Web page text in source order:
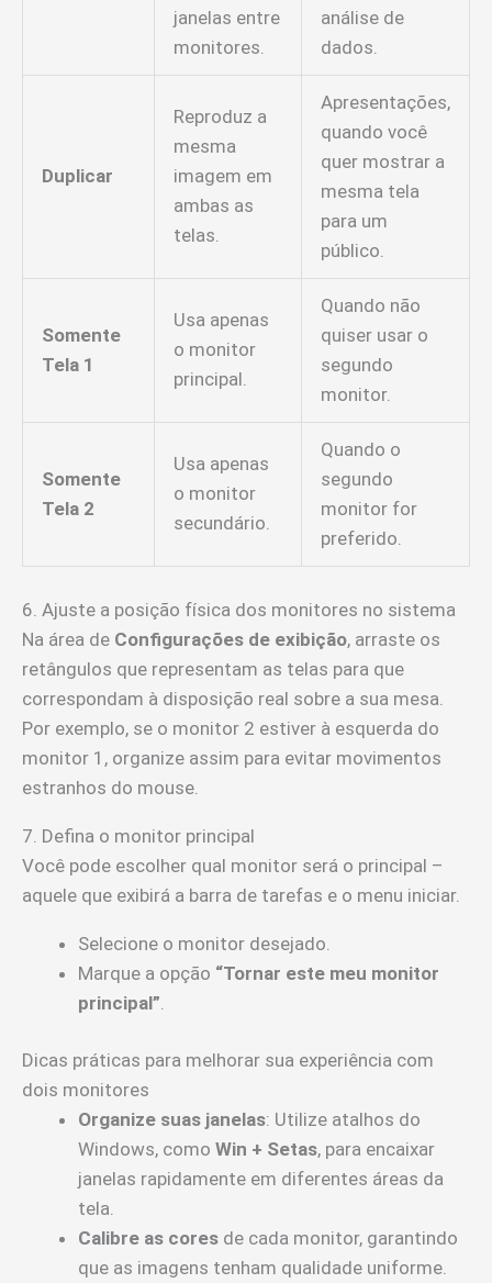
janelas entre
monitores.
análise de
dados.
Duplicar
Reproduz a
mesma
imagem em
ambas as
telas.
Apresentações,
quando você
quer mostrar a
mesma tela
para um
público.
Somente
Tela 1
Usa apenas
o monitor
principal.
Quando não
quiser usar o
segundo
monitor.
Somente
Tela 2
Usa apenas
o monitor
secundário.
Quando o
segundo
monitor for
preferido.
6. Ajuste a posição física dos monitores no sistema
Na área de Configurações de exibição, arraste os
retângulos que representam as telas para que
correspondam à disposição real sobre a sua mesa.
Por exemplo, se o monitor 2 estiver à esquerda do
monitor 1, organize assim para evitar movimentos
estranhos do mouse.
7. Defina o monitor principal
Você pode escolher qual monitor será o principal –
aquele que exibirá a barra de tarefas e o menu iniciar.
Selecione o monitor desejado.
Marque a opção “Tornar este meu monitor
principal”
Dicas práticas para melhorar sua experiência com
dois monitores
Organize suas janelas: Utilize atalhos do
Windows, como Win + Setas, para encaixar
janelas rapidamente em diferentes áreas da
tela.
Calibre as cores de cada monitor, garantindo
que as imagens tenham qualidade uniforme.